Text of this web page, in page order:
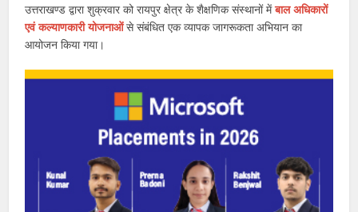
उत्तराखण्ड द्वारा शुक्रवार को रायपुर क्षेत्र के शैक्षणिक संस्थानों मेंबाल अधिकारों
एवं कल्याणकारी योजनाओंसे संबंधित एक व्यापक जागरूकता अभियान का
आयोजन किया गया।